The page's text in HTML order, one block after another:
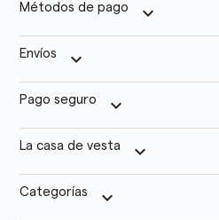
Métodos de pago keyboard_arrow_down
Envíos keyboard_arrow_down
Pago seguro keyboard_arrow_down
La casa de vesta keyboard_arrow_down
Categorías keyboard_arrow_down